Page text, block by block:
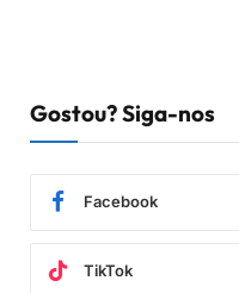
Gostou? Siga-nos
Facebook
TikTok